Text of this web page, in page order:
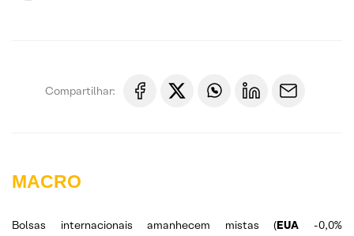
Compartilhar:
MACRO
Bolsas internacionais amanhecem mistas (EUA -0,0%